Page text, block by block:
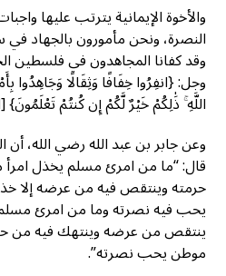
والأخوة الإيمانية يترتب عليها
النصرة، ونحن مأمورون بالجهاد في
وقد كفانا المجاهدون في فلسطين
وجل: {انفِرُوا خِفَافًا وَثِقَالًا
اللَّهِ ۚ ذَٰلِكُمْ خَيْرٌ لَّكُمْ إِن كُنتُمْ تَعْلَمُونَ}
وعن جابر بن عبد الله رضي الله،
قال: “ما من امرئ مسلم يخذل
حرمته وينتقص فيه من عرضه إلا
يحب فيه نصرته وما من امرئ
ينتقص من عرضه وينتهك فيه من
موطن يحب نصرته”.